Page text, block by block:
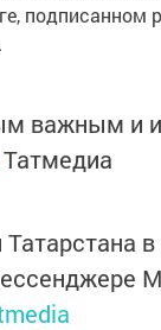
подписанном
важным и
Татмедиа
в